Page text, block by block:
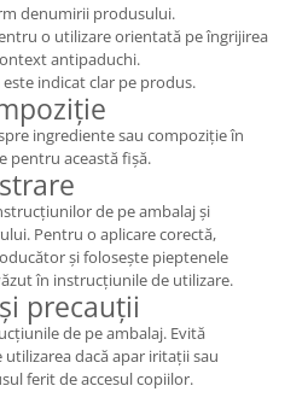
denumirii produsului.
o utilizare orientată pe îngrijirea
antipaduchi.
indicat clar pe produs.
ingrediente sau compoziție în
pentru această fișă.
de pe ambalaj și
Pentru o aplicare corectă,
și folosește pieptenele
în instrucțiunile de utilizare.
precauții
de pe ambalaj. Evită
dacă apar iritații sau
ferit de accesul copiilor.